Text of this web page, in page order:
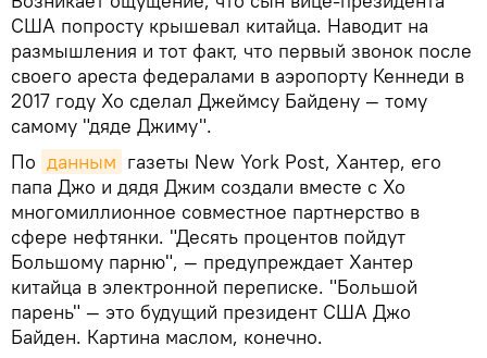
США попросту крышевал китайца. Наводит на
размышления и тот факт, что первый звонок после
своего ареста федералами в аэропорту Кеннеди в
2017 году Хо сделал Джеймсу Байдену — тому
самому "дяде Джиму".
По данным газеты New York Post, Хантер, его
папа Джо и дядя Джим создали вместе с Хо
многомиллионное совместное партнерство в
сфере нефтянки. "Десять процентов пойдут
Большому парню", — предупреждает Хантер
китайца в электронной переписке. "Большой
парень" — это будущий президент США Джо
Байден. Картина маслом, конечно.